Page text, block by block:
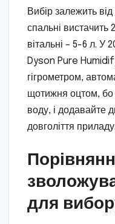
Вибір залежить
спальні вистачить
вітальні – 5-6 л. У
Dyson Pure
гігрометром,
щотижня оцтом, бо
воду, і додавайте
довголіття приладу.
для